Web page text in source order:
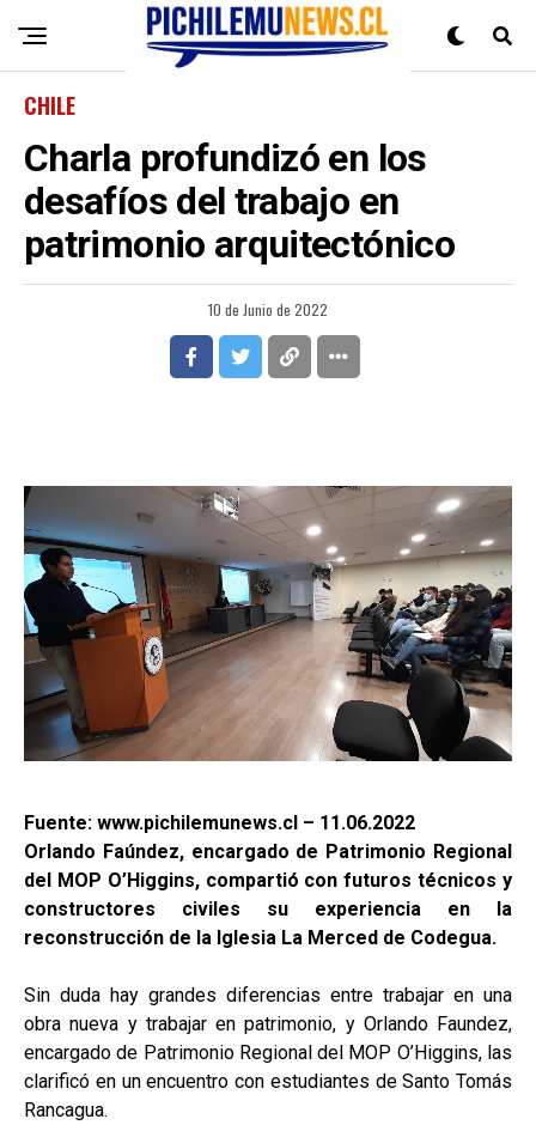
CHILE
Charla profundizó en los
desafíos del trabajo en
patrimonio arquitectónico
10 de Junio de 2022
Fuente: www.pichilemunews.cl – 11.06.2022
Orlando Faúndez, encargado de Patrimonio Regional
del MOP O’Higgins, compartió con futuros técnicos y
constructores civiles su experiencia en la
reconstrucción de la Iglesia La Merced de Codegua.
Sin duda hay grandes diferencias entre trabajar en una
obra nueva y trabajar en patrimonio, y Orlando Faundez,
encargado de Patrimonio Regional del MOP O’Higgins, las
clarificó en un encuentro con estudiantes de Santo Tomás
Rancagua.